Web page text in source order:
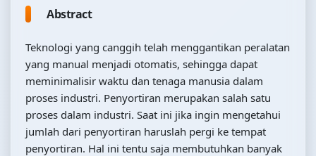
Abstract
Teknologi yang canggih telah menggantikan peralatan
yang manual menjadi otomatis, sehingga dapat
meminimalisir waktu dan tenaga manusia dalam
proses industri. Penyortiran merupakan salah satu
proses dalam industri. Saat ini jika ingin mengetahui
jumlah dari penyortiran haruslah pergi ke tempat
penyortiran. Hal ini tentu saja membutuhkan banyak